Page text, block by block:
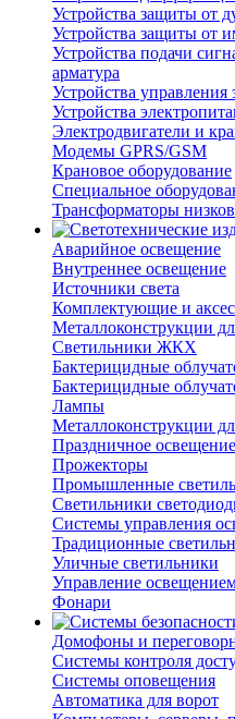
Устройства защиты от
Устройства защиты от
Устройства подачи
арматура
Устройства управления
Устройства
Электродвигатели и
Модемы GPRS/GSM
Крановое оборудование
Специальное
Трансформаторы
Аварийное освещение
Внутреннее освещение
Источники света
Комплектующие и
Металлоконструкции
Светильники ЖКХ
Бактерицидные
Бактерицидные
Лампы
Металлоконструкции
Праздничное
Прожекторы
Промышленные
Светильники
Системы управления
Традиционные
Уличные светильники
Управление
Фонари
Домофоны и
Системы контроля
Системы оповещения
Автоматика для ворот